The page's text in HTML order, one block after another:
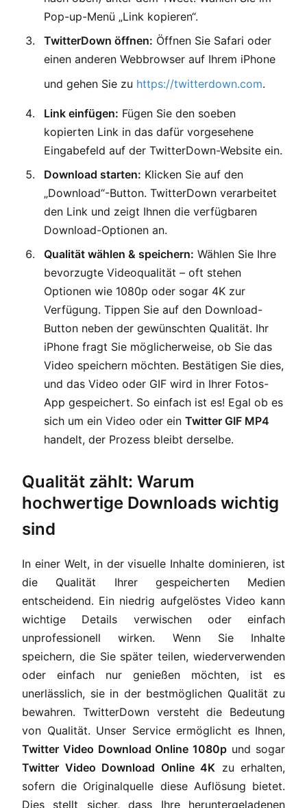
Pop-up-Menü „Link kopieren“.
TwitterDown öffnen: Öffnen Sie Safari oder
einen anderen Webbrowser auf Ihrem iPhone
und gehen Sie zu https://twitterdown.com.
Link einfügen: Fügen Sie den soeben
kopierten Link in das dafür vorgesehene
Eingabefeld auf der TwitterDown-Website ein.
Download starten: Klicken Sie auf den
„Download“-Button. TwitterDown verarbeitet
den Link und zeigt Ihnen die verfügbaren
Download-Optionen an.
Qualität wählen & speichern: Wählen Sie Ihre
bevorzugte Videoqualität – oft stehen
Optionen wie 1080p oder sogar 4K zur
Verfügung. Tippen Sie auf den Download-
Button neben der gewünschten Qualität. Ihr
iPhone fragt Sie möglicherweise, ob Sie das
Video speichern möchten. Bestätigen Sie dies,
und das Video oder GIF wird in Ihrer Fotos-
App gespeichert. So einfach ist es! Egal ob es
sich um ein Video oder ein Twitter GIF MP4
handelt, der Prozess bleibt derselbe.
Qualität zählt: Warum
hochwertige Downloads wichtig
sind
In einer Welt, in der visuelle Inhalte dominieren, ist
die Qualität Ihrer gespeicherten Medien
entscheidend. Ein niedrig aufgelöstes Video kann
wichtige Details verwischen oder einfach
unprofessionell wirken. Wenn Sie Inhalte
speichern, die Sie später teilen, wiederverwenden
oder einfach nur genießen möchten, ist es
unerlässlich, sie in der bestmöglichen Qualität zu
bewahren. TwitterDown versteht die Bedeutung
von Qualität. Unser Service ermöglicht es Ihnen,
Twitter Video Download Online 1080p und sogar
Twitter Video Download Online 4K zu erhalten,
sofern die Originalquelle diese Auflösung bietet.
Dies stellt sicher, dass Ihre heruntergeladenen